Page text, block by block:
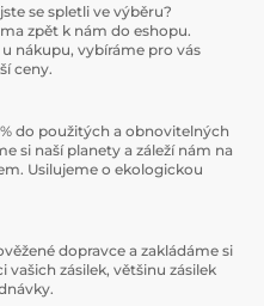
se spletli ve výběru?
zpět k nám do eshopu.
nákupu, vybíráme pro vás
ceny.
do použitých a obnovitelných
si naší planety a záleží nám na
Usilujeme o ekologickou
dopravce a zakládáme si
zásilek, většinu zásilek